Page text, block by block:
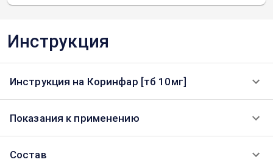
Инструкция
Инструкция на Коринфар [тб 10мг]
Показания к применению
Состав